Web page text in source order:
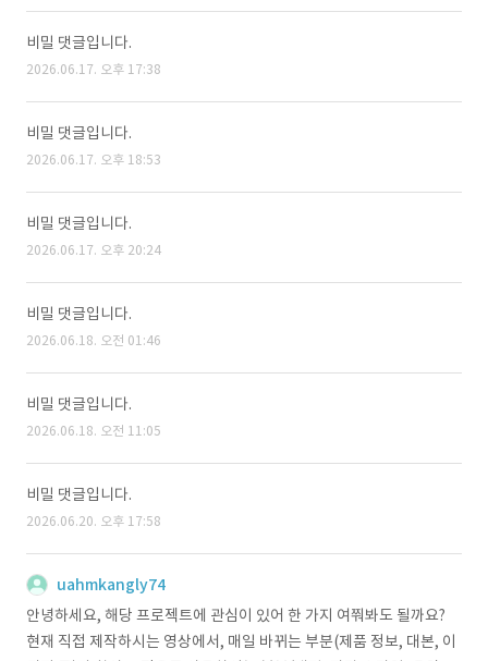
비밀 댓글입니다.
2026.06.17. 오후 17:38
비밀 댓글입니다.
2026.06.17. 오후 18:53
비밀 댓글입니다.
2026.06.17. 오후 20:24
비밀 댓글입니다.
2026.06.18. 오전 01:46
비밀 댓글입니다.
2026.06.18. 오전 11:05
비밀 댓글입니다.
2026.06.20. 오후 17:58
uahmkangly74
안녕하세요, 해당 프로젝트에 관심이 있어 한 가지 여쭤봐도 될까요?
현재 직접 제작하시는 영상에서, 매일 바뀌는 부분(제품 정보, 대본, 이